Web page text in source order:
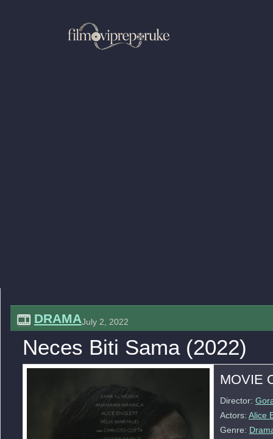
DRAMAJuly 2, 2022
Neces Biti Sama (2022)
MOVIE
Director:
Actors: Alice
Genre: